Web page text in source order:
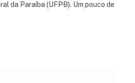
da Paraíba (UFPB). Um pouco de